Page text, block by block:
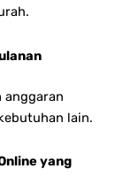
anggaran
lain.
yang